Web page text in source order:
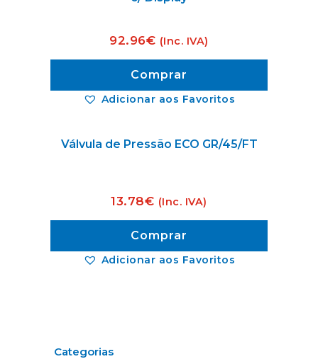
Adicionar aos Favoritos
92.96€ (Inc. IVA)
Comprar
Adicionar aos Favoritos
Válvula de Pressão ECO GR/45/FT
13.78€ (Inc. IVA)
Comprar
Categorias